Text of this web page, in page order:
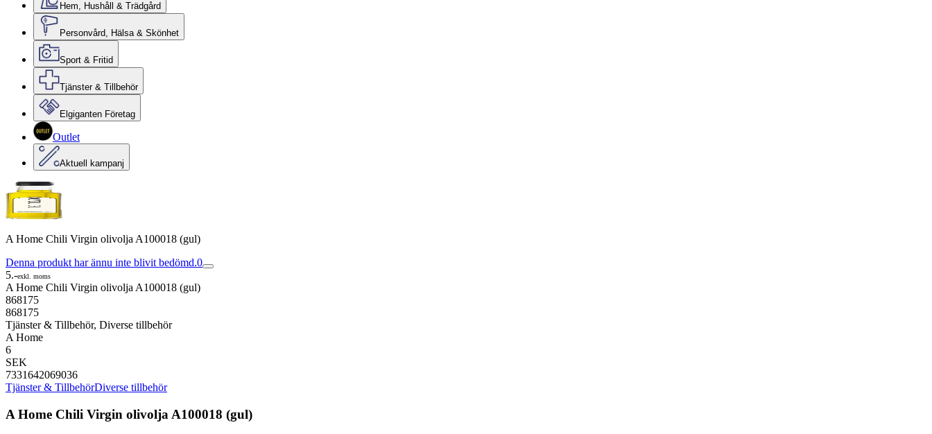
Hem, Hushåll & Trädgård
Personvård, Hälsa & Skönhet
Sport & Fritid
Tjänster & Tillbehör
Elgiganten Företag
Outlet
Aktuell kampanj
A Home Chili Virgin olivolja A100018 (gul)
Denna produkt har ännu inte blivit bedömd.0
5.-exkl. moms
A Home Chili Virgin olivolja A100018 (gul)
868175
868175
Tjänster & Tillbehör, Diverse tillbehör
A Home
6
SEK
7331642069036
Tjänster & TillbehörDiverse tillbehör
A Home Chili Virgin olivolja A100018 (gul)